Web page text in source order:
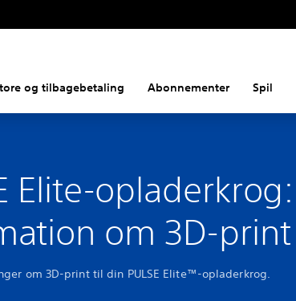
og tilbagebetaling Abonnementer Spil
Elite-opladerkrog:
om 3D-print
om 3D-print til din PULSE Elite™-opladerkrog.